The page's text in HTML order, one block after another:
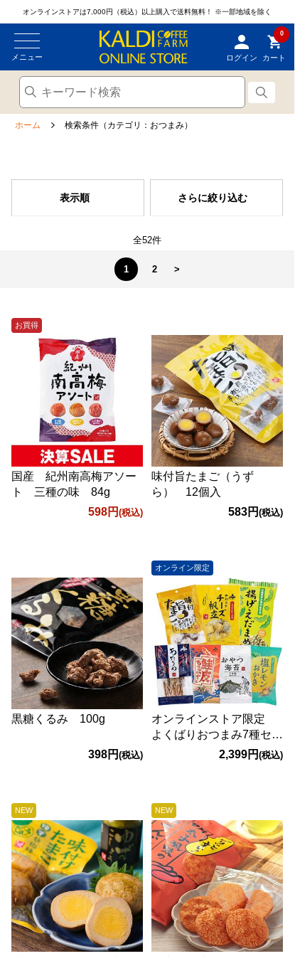
オンラインストアは7,000円（税込）以上購入で送料無料！ ※一部地域を除く
メニュー ログイン
0
カート
ホーム 検索条件（カテゴリ：おつまみ）
表示順 さらに絞り込む
全52件
1 2 >
お買得
国産 紀州南高梅アソー
ト 三種の味 84g
598円(税込)
味付旨たまご（うず
ら） 12個入
583円 (税込)
黒糖くるみ 100g
398円(税込)
オンライン限定
オンラインストア限定
よくばりおつまみ7種セッ
2,399円 (税込)
NEW NEW